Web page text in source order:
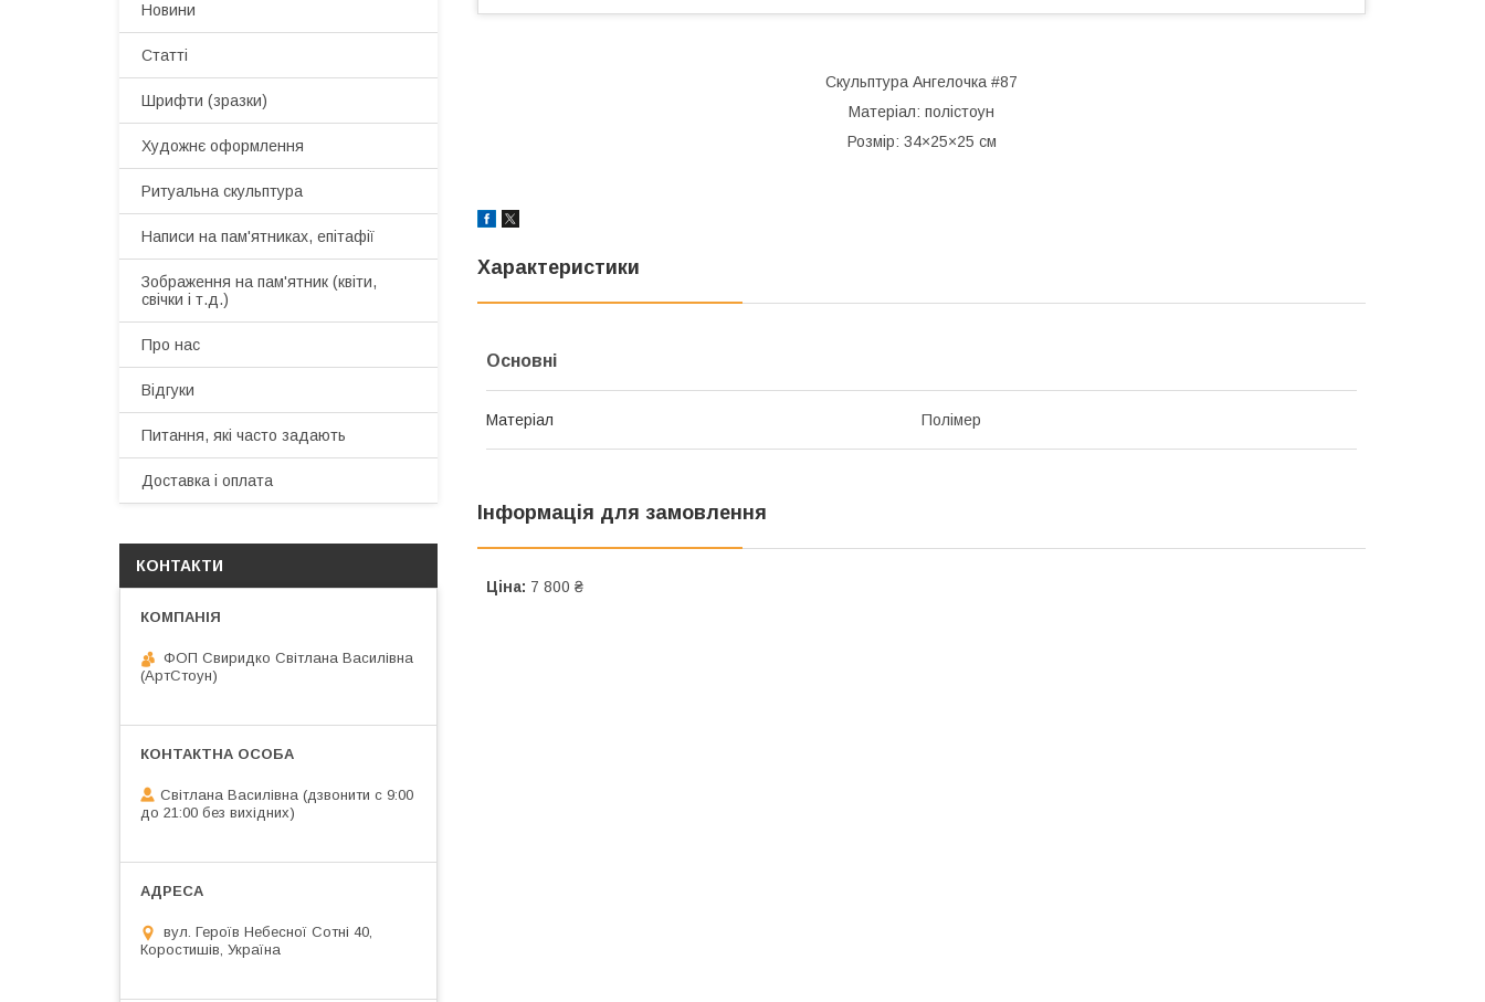
Скульптура Ангелочка #87
Матеріал: полістоун
Розмір: 34×25×25 см
Характеристики
Основні
Матеріал Полімер
Інформація для замовлення
Ціна: 7 800 ₴
Новини
Статті
Шрифти (зразки)
Художнє оформлення
Ритуальна скульптура
Написи на пам'ятниках, епітафії
Зображення на пам'ятник (квіти,
свічки і т.д.)
Про нас
Відгуки
Питання, які часто задають
Доставка і оплата
КОНТАКТИ
ФОП Свиридко Світлана Василівна
(АртСтоун)
Світлана Василівна (дзвонити с 9:00
до 21:00 без вихідних)
вул. Героїв Небесної Сотні 40,
Коростишів, Україна